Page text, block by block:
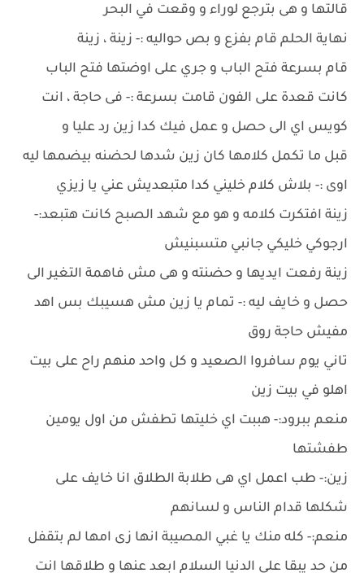
قالتها و هى بترجع لوراء و وقعت في البحر
نهاية الحلم قام بفزع و بص حواليه :- زينة ، زينة
قام بسرعة فتح الباب و جري على اوضتها فتح الباب
كانت قعدة على الفون قامت بسرعة :- فى حاجة ، انت
كويس اي الى حصل و عمل فيك كدا زين رد عليا و
قبل ما تكمل كلامها كان زين شدها لحضنه بيضمها ليه
اوى :- بلاش كلام خليني كدا متبعديش عني يا زيزي
زينة افتكرت كلامه و هو مع شهد الصبح كانت هتبعد:-
ارجوكي خليكي جانبي متسبنيش
زينة رفعت ايديها و حضنته و هى مش فاهمة التغير الى
حصل و خايف ليه :- تمام يا زين مش هسيبك بس اهد
مفيش حاجة روق
تاني يوم سافروا الصعيد و كل واحد منهم راح على بيت
اهلو في بيت زين
منعم ببرود:- هببت اي خليتها تطفش من اول يومين
طفشتها
زين:- طب اعمل اي هى طلابة الطلاق انا خايف على
شكلها قدام الناس و لسانهم
منعم:- كله منك يا غبي المصيبة انها زى امها لم بتقفل
من حد يبقا على الدنيا السلام ابعد عنها و طلاقها انت